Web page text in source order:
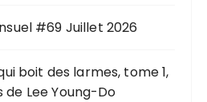
#69 Juillet 2026
boit des larmes, tome 1,
de Lee Young-Do